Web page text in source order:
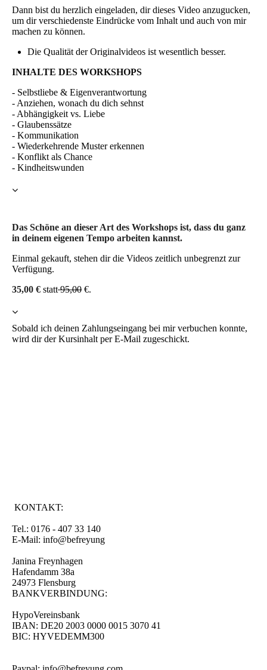
Dann bist du herzlich eingeladen, dir dieses Video anzugucken,
um dir verschiedenste Eindrücke vom Inhalt und auch von mir
machen zu können.
Die Qualität der Originalvideos ist wesentlich besser.
INHALTE DES WORKSHOPS
- Selbstliebe & Eigenverantwortung
- Anziehen, wonach du dich sehnst
- Abhängigkeit vs. Liebe
- Glaubenssätze
- Kommunikation
- Wiederkehrende Muster erkennen
- Konflikt als Chance
- Kindheitswunden
Das Schöne an dieser Art des Workshops ist, dass du ganz
in deinem eigenen Tempo arbeiten kannst.
Einmal gekauft, stehen dir die Videos zeitlich unbegrenzt zur
Verfügung.
35,00 € statt95,00 €.
Sobald ich deinen Zahlungseingang bei mir verbuchen konnte,
wird dir der Kursinhalt per E-Mail zugeschickt.
KONTAKT:
Tel.: 0176 - 407 33 140
E-Mail: info@befreyung
Janina Freynhagen
Hafendamm 38a
24973 Flensburg
BANKVERBINDUNG:
HypoVereinsbank
IBAN: DE20 2003 0000 0015 3070 41
BIC: HYVEDEMM300